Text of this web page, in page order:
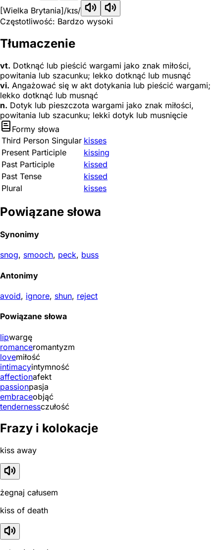
[Wielka Brytania]/kɪs/
Częstotliwość: Bardzo wysoki
Tłumaczenie
vt. Dotknąć lub pieścić wargami jako znak miłości,
powitania lub szacunku; lekko dotknąć lub musnąć
vi. Angażować się w akt dotykania lub pieścić wargami;
lekko dotknąć lub musnąć
n. Dotyk lub pieszczota wargami jako znak miłości,
powitania lub szacunku; lekki dotyk lub musnięcie
Formy słowa
Third Person Singular kisses
Present Participle
kissing
Past Participle
kissed
Past Tense
kissed
Plural
kisses
Powiązane słowa
Synonimy
snog, smooch, peck, buss
Antonimy
avoid, ignore, shun, reject
Powiązane słowa
lipwargę
romanceromantyzm
lovemiłość
intimacyintymność
affectionafekt
passionpasja
embraceobjąć
tendernessczułość
Frazy i kolokacje
kiss away
żegnaj całusem
kiss of death